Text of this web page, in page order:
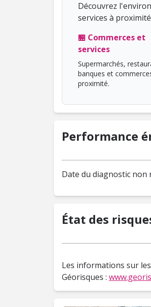
Découvrez
services à
🏪 Commerces et
services
Supermarchés,
banques et
proximité.
Performance
Date du diagnostic non
État des
Les informations sur
Géorisques :